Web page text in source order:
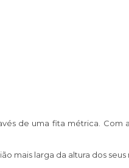
de uma fita métrica.
mais larga da altura dos seus